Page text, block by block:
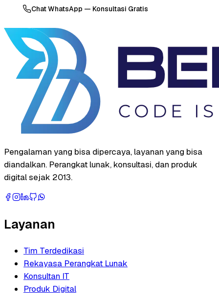
Chat WhatsApp — Konsultasi Gratis
Pengalaman yang bisa dipercaya, layanan yang bisa
diandalkan. Perangkat lunak, konsultasi, dan produk
digital sejak 2013.
Layanan
Tim Terdedikasi
Rekayasa Perangkat Lunak
Konsultan IT
Produk Digital